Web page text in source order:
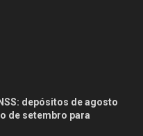
depósitos de agosto
de setembro para